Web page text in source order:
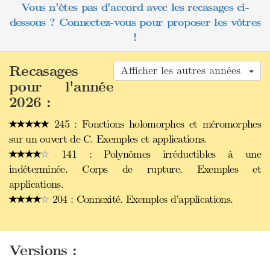
Vous n'êtes pas d'accord avec les recasages ci-
dessous ? Connectez-vous pour proposer les vôtres
!
Afficher les autres années
Recasages
pour l'année
2026 :
245 : Fonctions holomorphes et méromorphes
sur un ouvert de C. Exemples et applications.
141 : Polynômes irréductibles à une
indéterminée. Corps de rupture. Exemples et
applications.
204 : Connexité. Exemples d’applications.
Versions :